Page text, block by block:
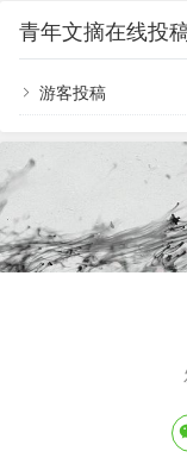
量
低
尚
要
需
质
打
不
显
青年文摘在线投
游客投稿